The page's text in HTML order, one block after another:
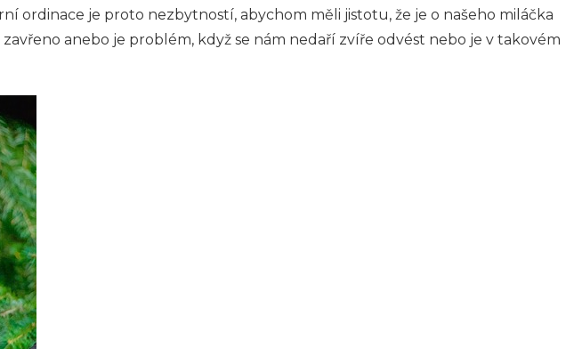
ordinace je proto nezbytností, abychom měli jistotu, že je o našeho miláčka
anebo je problém, když se nám nedaří zvíře odvést nebo je v takovém